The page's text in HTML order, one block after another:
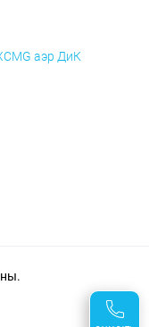
аэр ДиК